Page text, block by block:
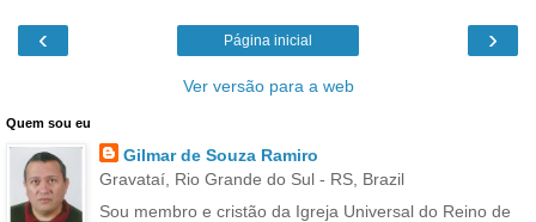
‹ ›
Página inicial
Ver versão para a web
Quem sou eu
Gilmar de Souza Ramiro
Gravataí, Rio Grande do Sul - RS, Brazil
Sou membro e cristão da Igreja Universal do Reino de